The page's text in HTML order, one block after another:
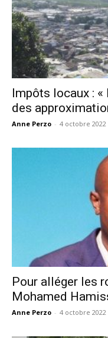
Impôts locaux :
des
Anne Perzo - 4 octobre 2022
Pour alléger les
Mohamed
Anne Perzo - 4 octobre 2022